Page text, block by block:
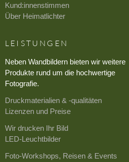
Kund:innenstimmen
Über Heimatlichter
LEISTUNGEN
Neben Wandbildern bieten wir weitere
Produkte rund um die hochwertige
Fotografie.
Druckmaterialien & -qualitäten
Lizenzen und Preise
Wir drucken Ihr Bild
LED-Leuchtbilder
Foto-Workshops, Reisen & Events